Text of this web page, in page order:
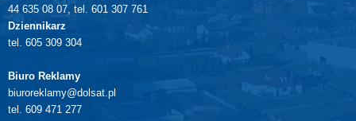
44 635 08 07, tel. 601 307 761
Dziennikarz
tel. 605 309 304
Biuro Reklamy
biuroreklamy@dolsat.pl
tel. 609 471 277